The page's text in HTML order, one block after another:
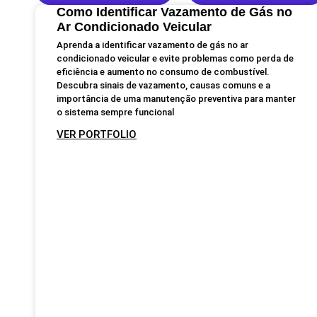
Como Identificar Vazamento de Gás no
Ar Condicionado Veicular
Aprenda a identificar vazamento de gás no ar
condicionado veicular e evite problemas como perda de
eficiência e aumento no consumo de combustível.
Descubra sinais de vazamento, causas comuns e a
importância de uma manutenção preventiva para manter
o sistema sempre funcional
VER PORTFOLIO